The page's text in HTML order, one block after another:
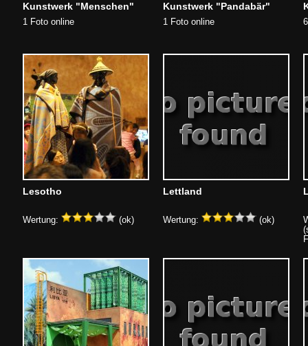
Kunstwerk "Menschen"
1 Foto online
Kunstwerk "Pandabär"
1 Foto online
Lesotho
Wertung: (ok)
Lettland
Wertung: (ok)